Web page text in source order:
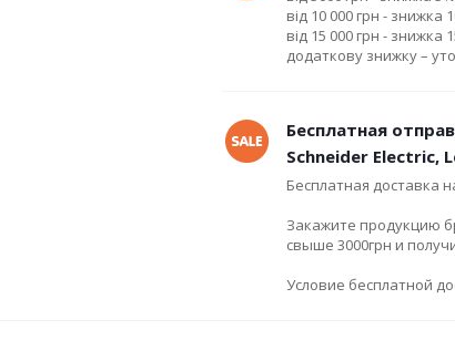
від 10 000 грн - знижка
від 15 000 грн - знижка
додаткову знижку –
Бесплатная
Schneider Electric,
Бесплатная доставка
Закажите продукцию
свыше 3000грн и
Условие бесплатной